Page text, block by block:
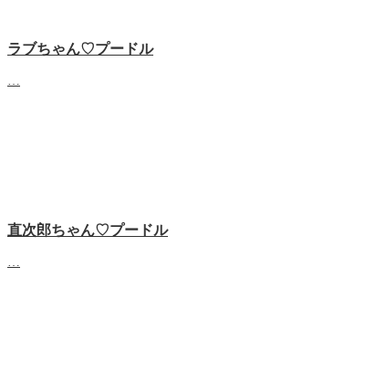
ラブちゃん♡プードル
直次郎ちゃん♡プードル